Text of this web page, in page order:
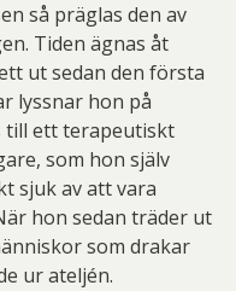
så präglas den av
Tiden ägnas åt
ut sedan den första
lyssnar hon på
till ett terapeutiskt
som hon själv
sjuk av att vara
hon sedan träder ut
som drakar
ur ateljén.